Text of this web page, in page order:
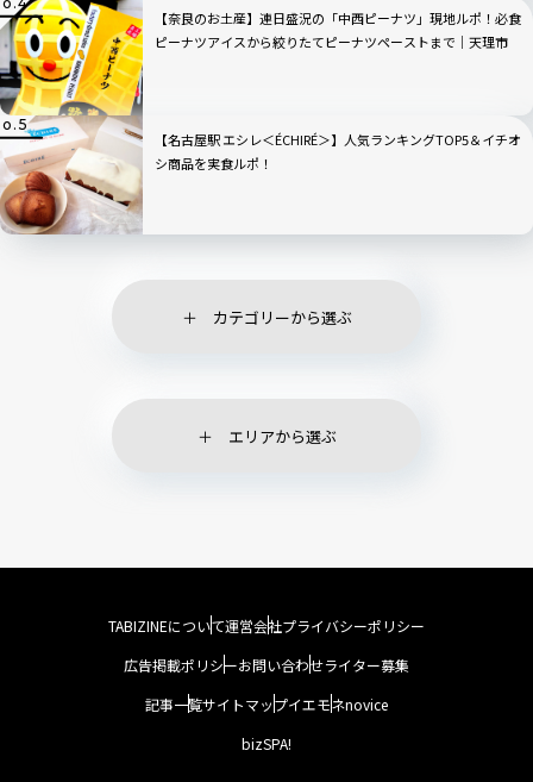
【奈良のお土産】連日盛況の「中西ピーナツ」現地ルポ！必食
ピーナツアイスから絞りたてピーナツペーストまで｜天理市
【名古屋駅 エシレ＜ÉCHIRÉ＞】人気ランキングTOP5＆イチオ
シ商品を実食ルポ！
カテゴリーから選ぶ
エリアから選ぶ
TABIZINEについて運営会社プライバシーポリシー
広告掲載ポリシーお問い合わせライター募集
記事一覧サイトマップイエモネnovice
bizSPA!